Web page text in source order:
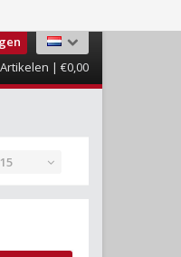
Artikelen | €0,00
15